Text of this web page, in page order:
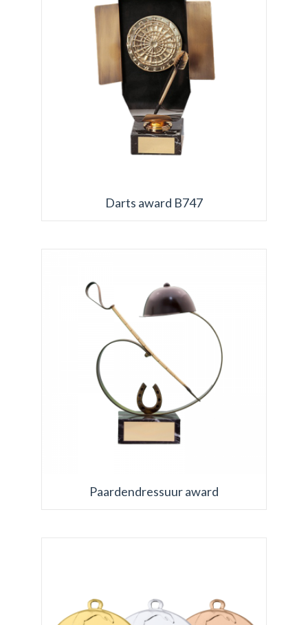
Darts award B747
Paardendressuur award